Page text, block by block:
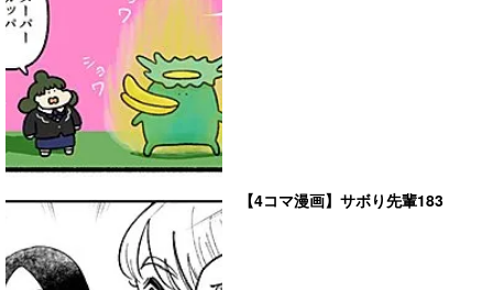
【4コマ漫画】サボり先輩183